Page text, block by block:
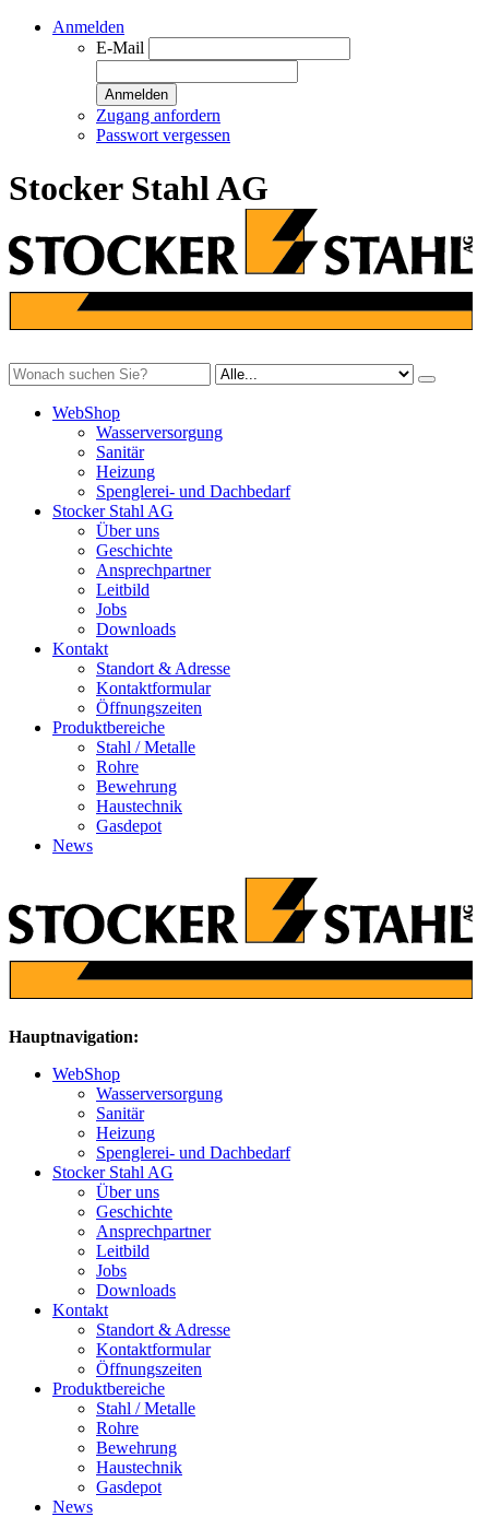
Anmelden
E-Mail
Anmelden
Zugang anfordern
Passwort vergessen
Stocker Stahl AG
WebShop
Wasserversorgung
Sanitär
Heizung
Spenglerei- und Dachbedarf
Stocker Stahl AG
Über uns
Geschichte
Ansprechpartner
Leitbild
Jobs
Downloads
Kontakt
Standort & Adresse
Kontaktformular
Öffnungszeiten
Produktbereiche
Stahl / Metalle
Rohre
Bewehrung
Haustechnik
Gasdepot
News
Hauptnavigation:
WebShop
Wasserversorgung
Sanitär
Heizung
Spenglerei- und Dachbedarf
Stocker Stahl AG
Über uns
Geschichte
Ansprechpartner
Leitbild
Jobs
Downloads
Kontakt
Standort & Adresse
Kontaktformular
Öffnungszeiten
Produktbereiche
Stahl / Metalle
Rohre
Bewehrung
Haustechnik
Gasdepot
News